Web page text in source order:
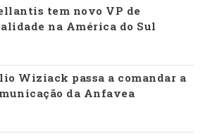
tem novo VP de
na América do Sul
Wiziack passa a comandar a
da Anfavea